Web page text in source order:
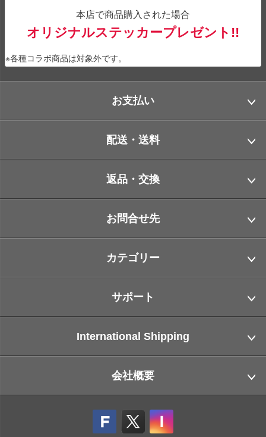
本店で商品購入された場合
オリジナルステッカープレゼント!!
※各種コラボ商品は対象外です。
お支払い
配送・送料
返品・交換
お問合せ先
カテゴリー
サポート
International Shipping
会社概要